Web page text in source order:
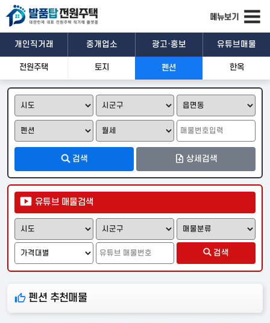
개인직거래 중개업소 광고·홍보 유튜브매물
전원주택 토지 펜션 한옥
검색 상세검색
유튜브 매물검색
검색
펜션 추천매물
카톡공유
기본정보
상세설명
위치 및 주변시설